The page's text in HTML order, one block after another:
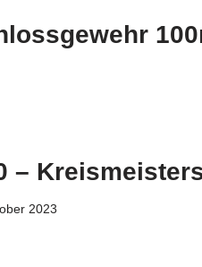
–
2023